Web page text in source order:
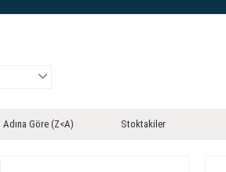
Adına Göre (Z<A) Stoktakiler